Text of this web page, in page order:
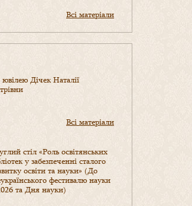
Всі матеріали
Дічек Наталії
Всі матеріали
стіл «Роль освітянських
у забезпеченні сталого
освіти та науки» (До
фестивалю науки
та Дня науки)